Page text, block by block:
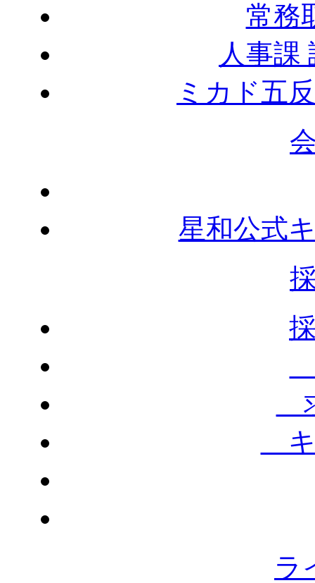
常務
人事課
ミカド五
星和公式
キ
ラ